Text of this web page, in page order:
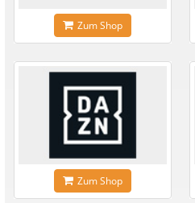
Zum Shop
Zum Shop